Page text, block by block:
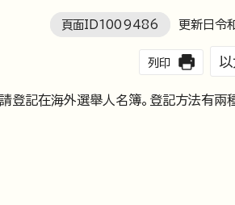
頁面ID1009486 更新日令
列印
登記在海外選舉人名簿。登記方法有兩